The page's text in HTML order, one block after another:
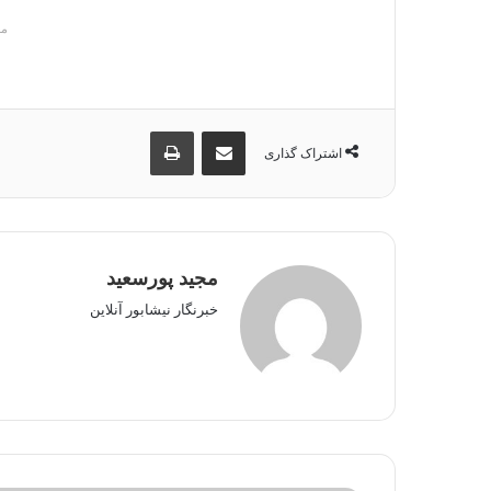
اشتراک گذاری
اشتراک گذاری از طریق ایمیل
مجید پورسعید
خبرنگار نیشابور آنلاین